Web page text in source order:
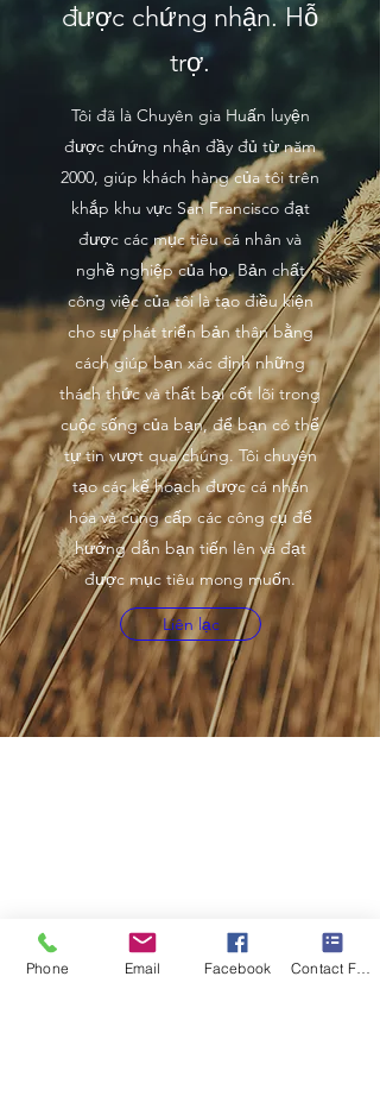
được chứng nhận. Hỗ
trợ.
Tôi đã là Chuyên gia Huấn luyện
được chứng nhận đầy đủ từ năm
2000, giúp khách hàng của tôi trên
khắp khu vực San Francisco đạt
được các mục tiêu cá nhân và
nghề nghiệp của họ. Bản chất
công việc của tôi là tạo điều kiện
cho sự phát triển bản thân bằng
cách giúp bạn xác định những
thách thức và thất bại cốt lõi trong
cuộc sống của bạn, để bạn có thể
tự tin vượt qua chúng. Tôi chuyên
tạo các kế hoạch được cá nhân
hóa và cung cấp các công cụ để
hướng dẫn bạn tiến lên và đạt
được mục tiêu mong muốn.
Liên lạc
Phone Email Facebook Contact Form